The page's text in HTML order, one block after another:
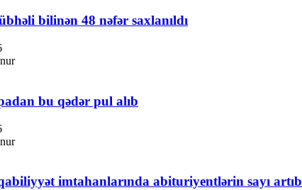
bilinən 48 nəfər saxlanıldı
bu qədər pul alıb
imtahanlarında abituriyentlərin sayı artıb